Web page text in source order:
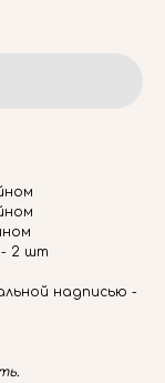
- 2 шт
надписью -